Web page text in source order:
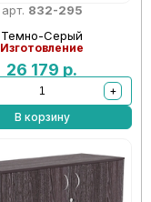
арт. 832-295
Темно-Серый
Изготовление
26 179 р.
+
В корзину